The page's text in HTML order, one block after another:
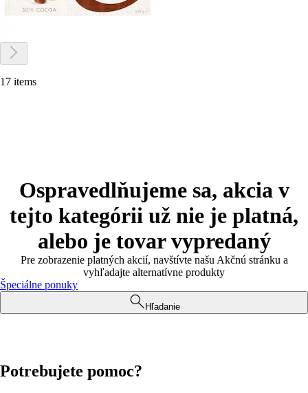
17 items
Ospravedlňujeme sa, akcia v
tejto kategórii už nie je platná,
alebo je tovar vypredaný
Pre zobrazenie platných akcií, navštívte našu Akčnú stránku a
vyhľadajte alternatívne produkty
Špeciálne ponuky
Hľadanie
Potrebujete pomoc?